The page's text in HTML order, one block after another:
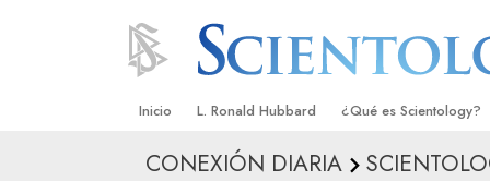
Inicio L. Ronald Hubbard ¿Qué es Scientology?
Creencias y Prácticas
CONEXIÓN DIARIA